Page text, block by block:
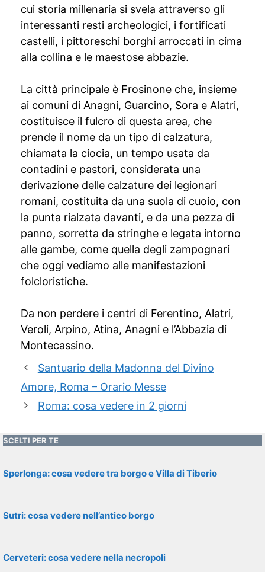
cui storia millenaria si svela attraverso gli
interessanti resti archeologici, i fortificati
castelli, i pittoreschi borghi arroccati in cima
alla collina e le maestose abbazie.
La città principale è Frosinone che, insieme
ai comuni di Anagni, Guarcino, Sora e Alatri,
costituisce il fulcro di questa area, che
prende il nome da un tipo di calzatura,
chiamata la ciocia, un tempo usata da
contadini e pastori, considerata una
derivazione delle calzature dei legionari
romani, costituita da una suola di cuoio, con
la punta rialzata davanti, e da una pezza di
panno, sorretta da stringhe e legata intorno
alle gambe, come quella degli zampognari
che oggi vediamo alle manifestazioni
folcloristiche.
Da non perdere i centri di Ferentino, Alatri,
Veroli, Arpino, Atina, Anagni e l’Abbazia di
Montecassino.
Santuario della Madonna del Divino
Amore, Roma – Orario Messe
Roma: cosa vedere in 2 giorni
SCELTI PER TE
Sperlonga: cosa vedere tra borgo e Villa di Tiberio
Sutri: cosa vedere nell’antico borgo
Cerveteri: cosa vedere nella necropoli